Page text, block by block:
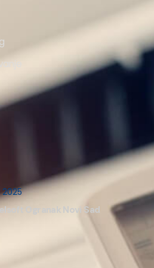
2025
Ogranak Novi Sad